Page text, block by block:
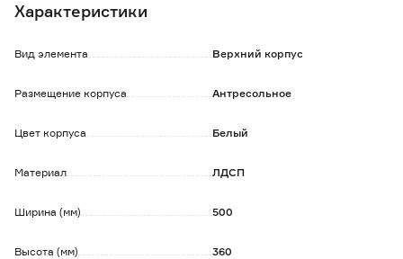
Товар поставляется в разобранном виде и требует
Характеристики
Вид элемента Верхний корпус
Размещение корпуса Антресольное
Цвет корпуса Белый
Материал ЛДСП
Ширина (мм) 500
Высота (мм) 360